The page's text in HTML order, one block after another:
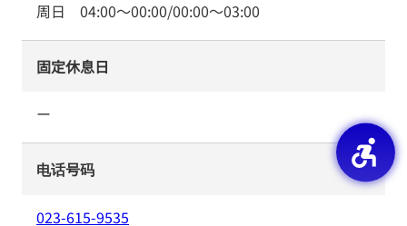
周日 04:00～00:00/00:00～03:00
固定休息日
ー
电话号码
023-615-9535